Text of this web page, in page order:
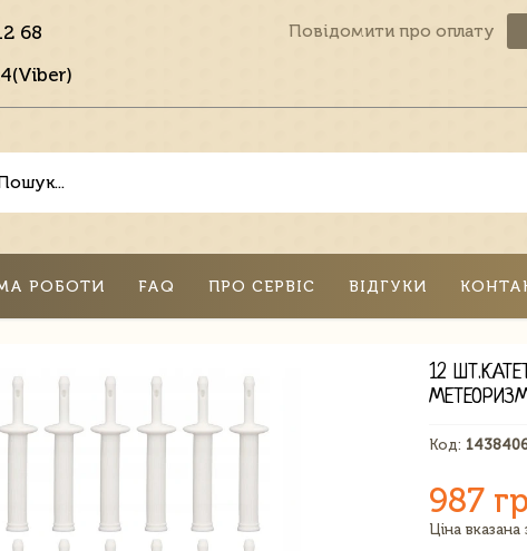
68
Повідомити про оплату
РОБОТИ FAQ ПРО СЕРВІС ВІДГУКИ
12
Код:
987
Ціна